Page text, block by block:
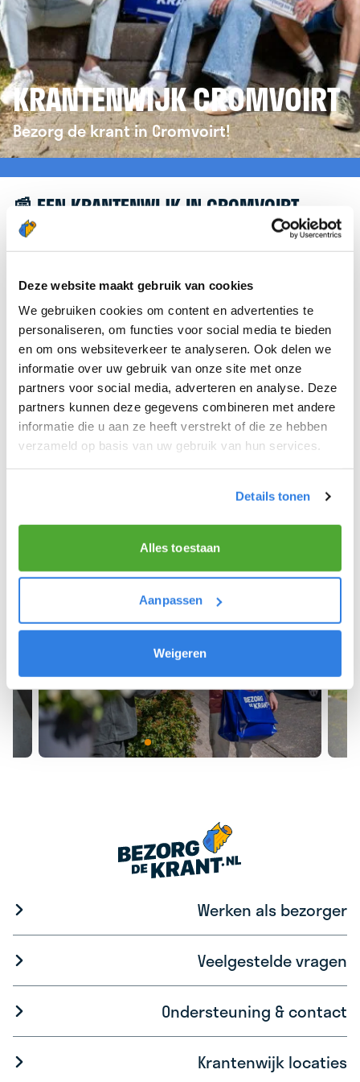
Deze website maakt gebruik van cookies
We gebruiken cookies om content en advertenties te
personaliseren, om functies voor social media te bieden
en om ons websiteverkeer te analyseren. Ook delen we
informatie over uw gebruik van onze site met onze
partners voor social media, adverteren en analyse. Deze
partners kunnen deze gegevens combineren met andere
informatie die u aan ze heeft verstrekt of die ze hebben
verzameld op basis van uw gebruik van hun services.
Details tonen
Alles toestaan
Aanpassen
Weigeren
KRANTENWIJK CROMVOIRT
Bezorg de krant in Cromvoirt!
📰 EEN KRANTENWIJK IN CROMVOIRT
Leuk dat je geïnteresseerd bent in een
verwijzen we je graag door naar de website van
krantenbezorgen.nl . Daar kun je je eenvoudig
aanmelden om de krant te bezorgen in Cromvoirt.
We hopen dat je snel aan de slag kunt en wensen
je veel succes! 🚴‍♂️💨
Meld je aan als krantenbezorger!
Werken als bezorger
Veelgestelde vragen
Ondersteuning & contact
Krantenwijk locaties